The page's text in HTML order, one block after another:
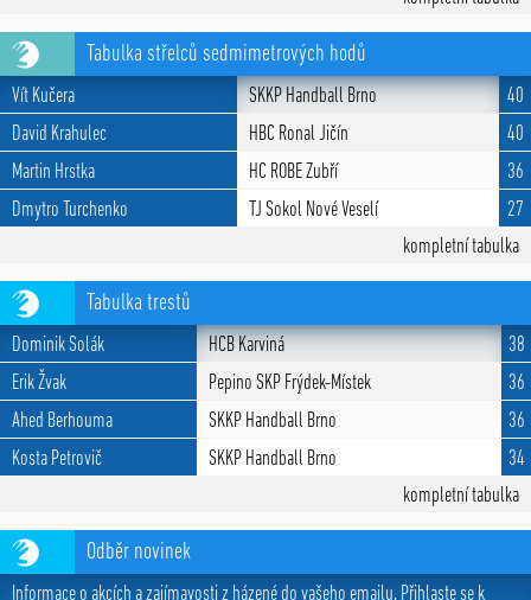
Tabulka střelců sedmimetrových hodů
Vít Kučera SKKP Handball Brno
40
David Krahulec
HBC Ronal Jičín
40
Martin Hrstka
HC ROBE Zubří
36
Dmytro Turchenko
TJ Sokol Nové Veselí
27
kompletní tabulka
Tabulka trestů
Dominik Solák HCB Karviná
38
Erik Žvak
Pepino SKP Frýdek-Místek
36
Ahed Berhouma
SKKP Handball Brno
36
Kosta Petrovič
SKKP Handball Brno
34
kompletní tabulka
Odběr novinek
Informace o akcích a zajímavosti z házené do vašeho emailu. Přihlaste se k